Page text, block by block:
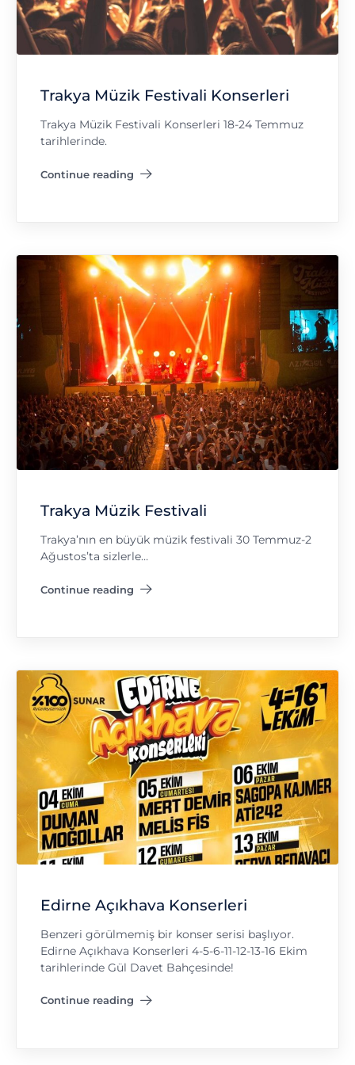
Trakya Müzik Festivali Konserleri
Trakya Müzik Festivali Konserleri 18-24 Temmuz
tarihlerinde.
Continue reading
"Trakya Müzik Festivali Konserleri"
Trakya Müzik Festivali
Trakya’nın en büyük müzik festivali 30 Temmuz-2
Ağustos’ta sizlerle…
Continue reading
"Trakya Müzik Festivali"
Edirne Açıkhava Konserleri
Benzeri görülmemiş bir konser serisi başlıyor.
Edirne Açıkhava Konserleri 4-5-6-11-12-13-16 Ekim
tarihlerinde Gül Davet Bahçesinde!
Continue reading
"Edirne Açıkhava Konserleri"